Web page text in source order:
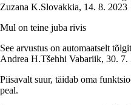
Zuzana K.Slovakkia, 14. 8. 2023
Mul on teine juba rivis
See arvustus on automaatselt
Andrea H.Tšehhi Vabariik, 30. 7.
Piisavalt suur, täidab oma
peal.